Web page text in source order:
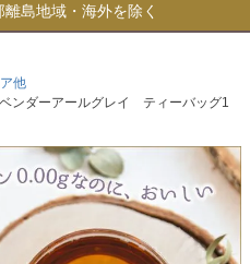
島地域・海外を除く
他
ンダーアールグレイ ティーバッグ1